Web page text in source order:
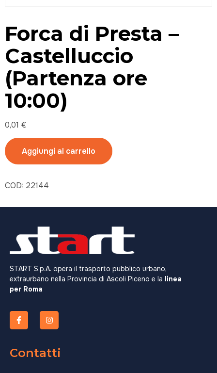
Forca di Presta –
Castelluccio
(Partenza ore
10:00)
0,01 €
Aggiungi al carrello
COD: 22144
START S.p.A. opera il trasporto pubblico urbano,
extraurbano nella Provincia di Ascoli Piceno e la linea
per Roma
Contatti